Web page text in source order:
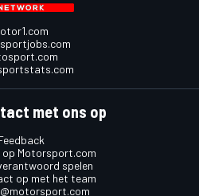
met ons op
op Motorsport.com
spelen
op met het team